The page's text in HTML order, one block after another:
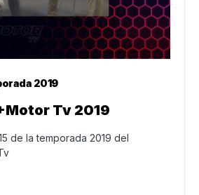
2019
Tv 2019
de la temporada 2019 del